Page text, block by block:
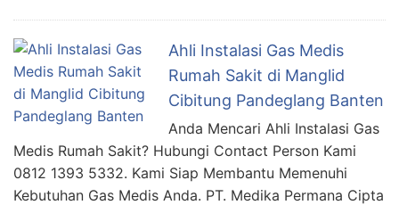
Ahli Instalasi Gas Medis
Rumah Sakit di Manglid
Cibitung Pandeglang Banten
Anda Mencari Ahli Instalasi Gas
Medis Rumah Sakit? Hubungi Contact Person Kami
0812 1393 5332. Kami Siap Membantu Memenuhi
Kebutuhan Gas Medis Anda. PT. Medika Permana Cipta